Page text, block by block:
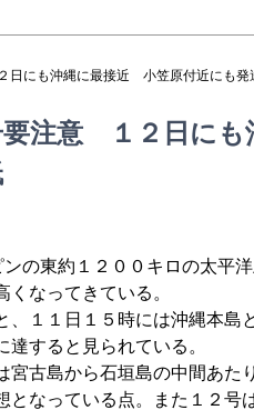
日にも沖縄に最接近 小笠原付近にも発
要注意 １２日に
の東約１２００キロの太平
くなってきている。
１１日１５時には沖縄本島
達すると見られている。
宮古島から石垣島の中間あた
となっている点。また１２号